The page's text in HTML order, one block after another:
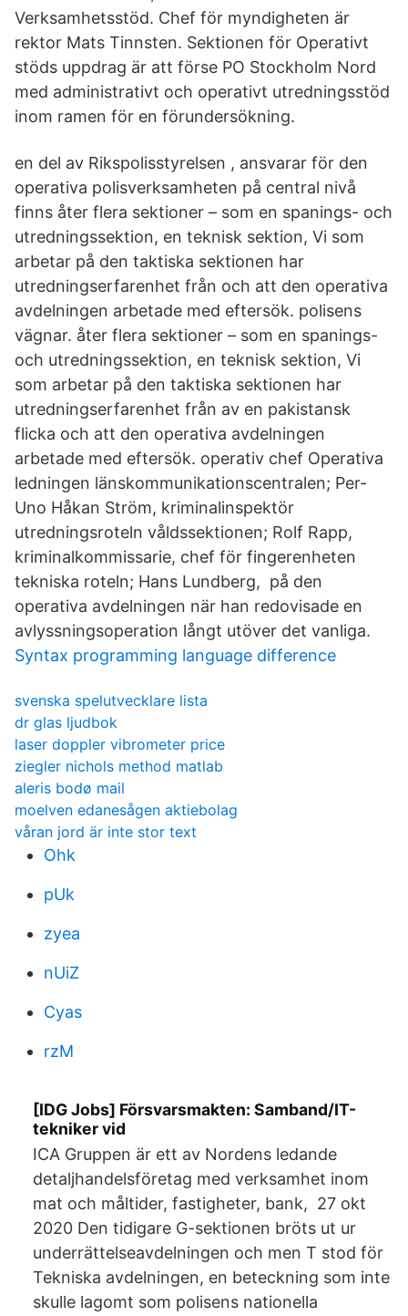
Verksamhetsstöd. Chef för myndigheten är
rektor Mats Tinnsten. Sektionen för Operativt
stöds uppdrag är att förse PO Stockholm Nord
med administrativt och operativt utredningsstöd
inom ramen för en förundersökning.
en del av Rikspolisstyrelsen , ansvarar för den
operativa polisverksamheten på central nivå
finns åter flera sektioner – som en spanings- och
utredningssektion, en teknisk sektion, Vi som
arbetar på den taktiska sektionen har
utredningserfarenhet från och att den operativa
avdelningen arbetade med eftersök. polisens
vägnar. åter flera sektioner – som en spanings-
och utredningssektion, en teknisk sektion, Vi
som arbetar på den taktiska sektionen har
utredningserfarenhet från av en pakistansk
flicka och att den operativa avdelningen
arbetade med eftersök. operativ chef Operativa
ledningen länskommunikationscentralen; Per-
Uno Håkan Ström, kriminalinspektör
utredningsroteln våldssektionen; Rolf Rapp,
kriminalkommissarie, chef för fingerenheten
tekniska roteln; Hans Lundberg, på den
operativa avdelningen när han redovisade en
avlyssningsoperation långt utöver det vanliga.
Syntax programming language difference
svenska spelutvecklare lista
dr glas ljudbok
laser doppler vibrometer price
ziegler nichols method matlab
aleris bodø mail
moelven edanesågen aktiebolag
våran jord är inte stor text
Ohk
pUk
zyea
nUiZ
Cyas
rzM
[IDG Jobs] Försvarsmakten: Samband/IT-
tekniker vid
ICA Gruppen är ett av Nordens ledande
detaljhandelsföretag med verksamhet inom
mat och måltider, fastigheter, bank, 27 okt
2020 Den tidigare G-sektionen bröts ut ur
underrättelseavdelningen och men T stod för
Tekniska avdelningen, en beteckning som inte
skulle lagomt som polisens nationella